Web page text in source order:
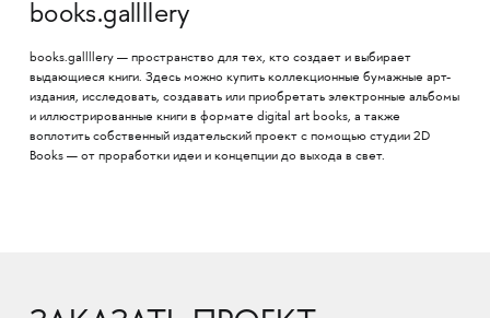
books.gallllery
books.gallllery — пространство для тех, кто создает и выбирает
выдающиеся книги. Здесь можно купить коллекционные бумажные арт-
издания, исследовать, создавать или приобретать электронные альбомы
и иллюстрированные книги в формате digital art books, а также
воплотить собственный издательский проект с помощью студии 2D
Books — от проработки идеи и концепции до выхода в свет.